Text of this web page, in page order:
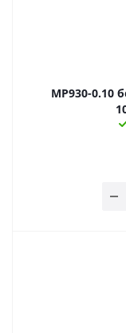
MP930-0.10 безиндуктивный т/п шунт 30Вт: